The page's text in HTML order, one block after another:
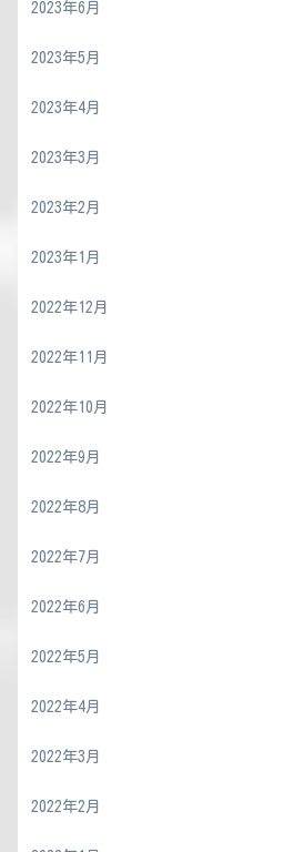
2023年6月
2023年5月
2023年4月
2023年3月
2023年2月
2023年1月
2022年12月
2022年11月
2022年10月
2022年9月
2022年8月
2022年7月
2022年6月
2022年5月
2022年4月
2022年3月
2022年2月